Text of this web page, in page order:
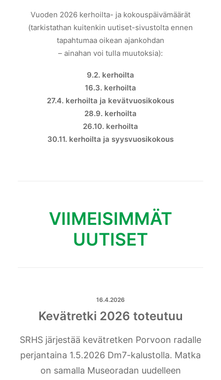
Vuoden 2026 kerhoilta- ja kokouspäivämäärät
(tarkistathan kuitenkin uutiset-sivustolta ennen
tapahtumaa oikean ajankohdan
– ainahan voi tulla muutoksia):
9.2. kerhoilta
16.3. kerhoilta
27.4. kerhoilta ja kevätvuosikokous
28.9. kerhoilta
26.10. kerhoilta
30.11. kerhoilta ja syysvuosikokous
VIIMEISIMMÄT
UUTISET
16.4.2026
Kevätretki 2026 toteutuu
SRHS järjestää kevätretken Porvoon radalle
perjantaina 1.5.2026 Dm7-kalustolla. Matka
on samalla Museoradan uudelleen